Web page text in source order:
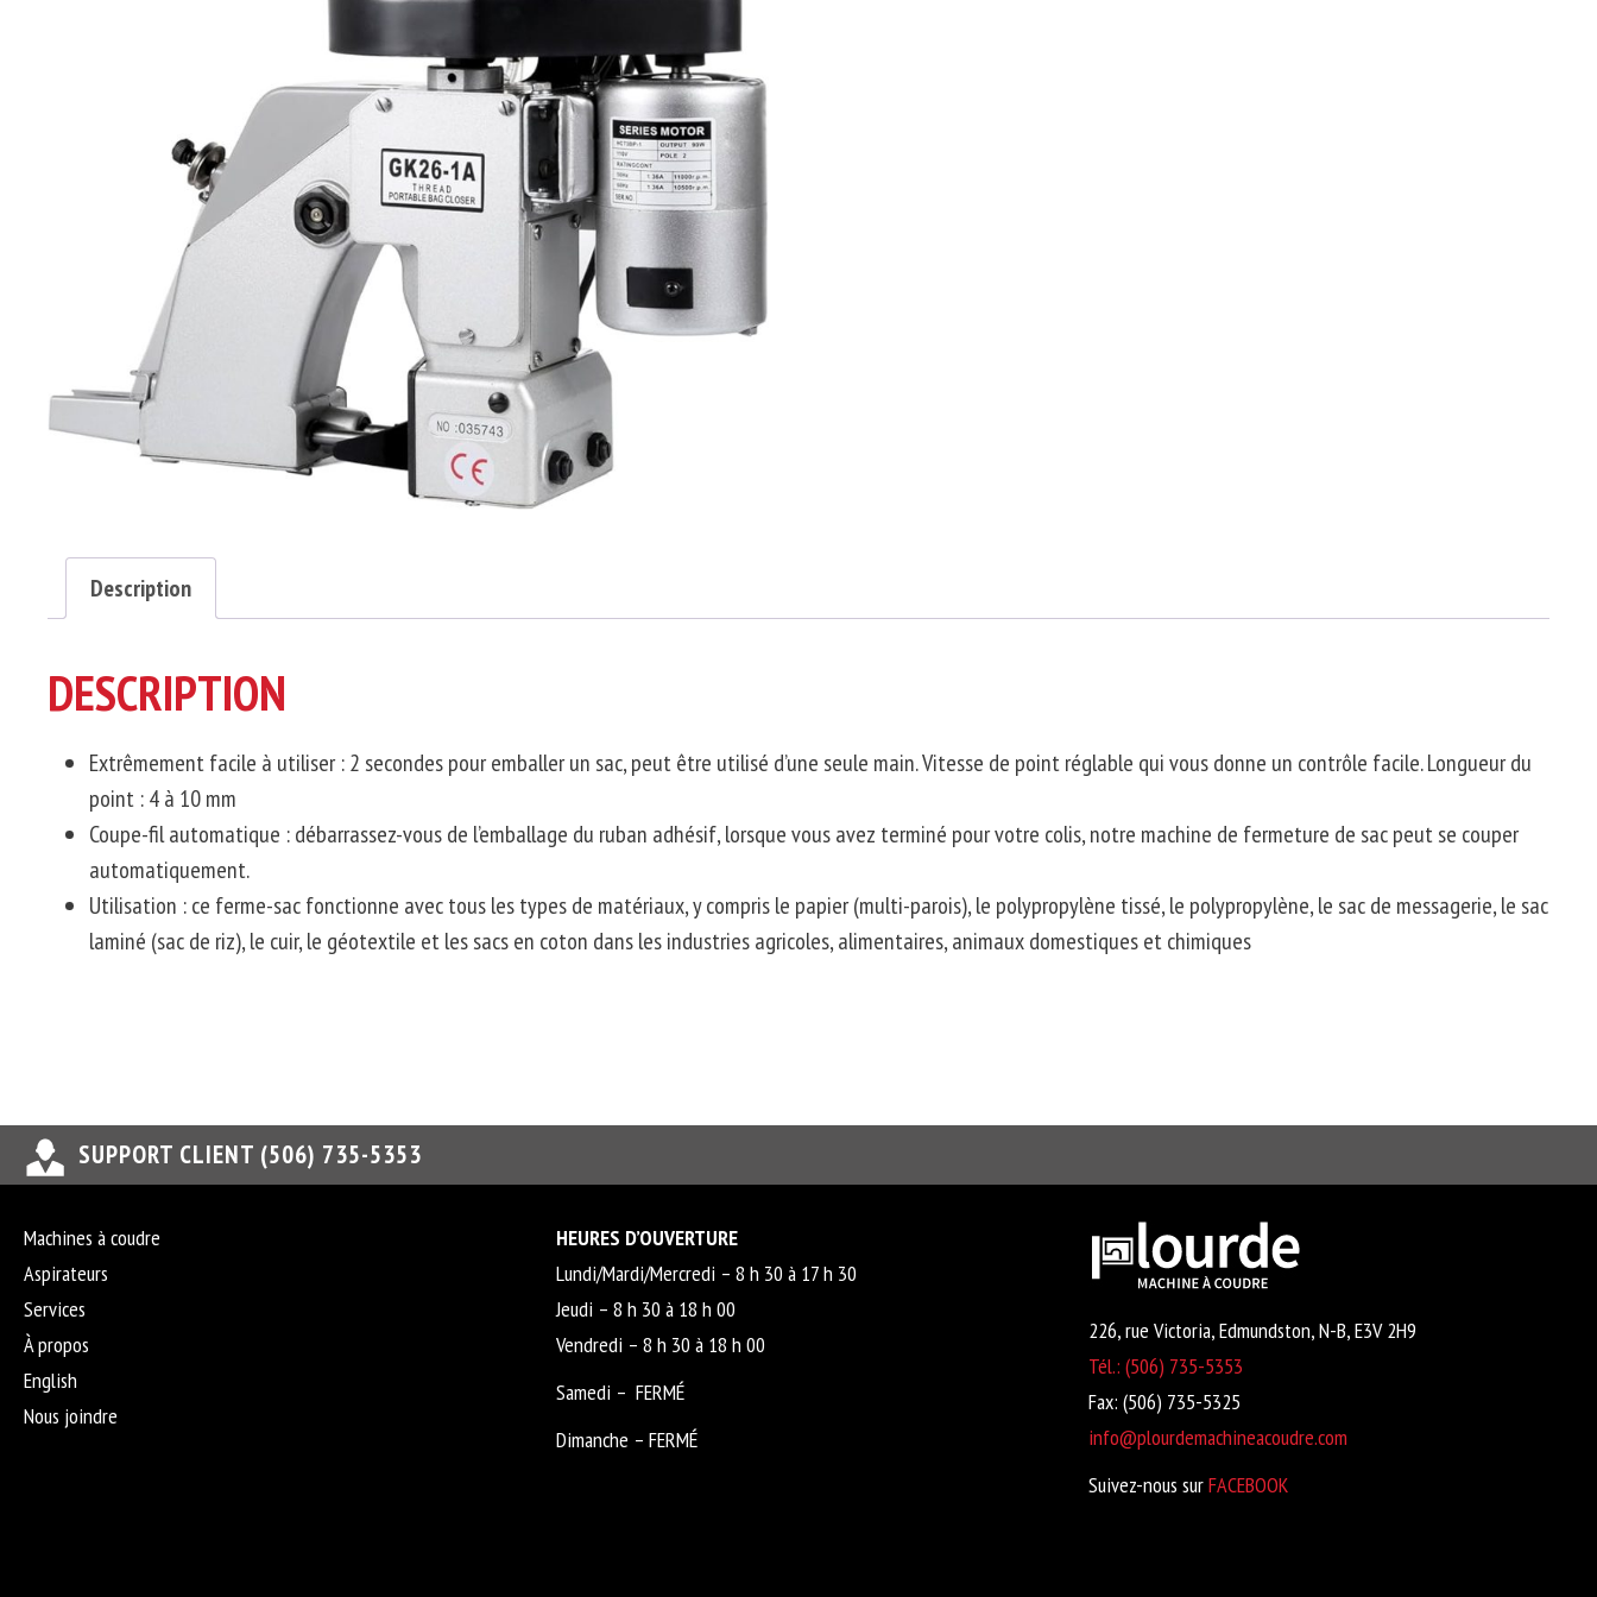
Description
DESCRIPTION
Extrêmement facile à utiliser : 2 secondes pour emballer un sac, peut être utilisé d’une seule main. Vitesse de point réglable qui vous donne un contrôle facile. Longueur du
point : 4 à 10 mm
Coupe-fil automatique : débarrassez-vous de l’emballage du ruban adhésif, lorsque vous avez terminé pour votre colis, notre machine de fermeture de sac peut se couper
automatiquement.
Utilisation : ce ferme-sac fonctionne avec tous les types de matériaux, y compris le papier (multi-parois), le polypropylène tissé, le polypropylène, le sac de messagerie, le sac
laminé (sac de riz), le cuir, le géotextile et les sacs en coton dans les industries agricoles, alimentaires, animaux domestiques et chimiques
SUPPORT CLIENT (506) 735-5353
Machines à coudre
Aspirateurs
Services
À propos
English
Nous joindre
HEURES D’OUVERTURE
Lundi/Mardi/Mercredi – 8 h 30 à 17 h 30
Jeudi – 8 h 30 à 18 h 00
Vendredi – 8 h 30 à 18 h 00
Samedi – FERMÉ
Dimanche – FERMÉ
226, rue Victoria, Edmundston, N-B, E3V 2H9
Tél.: (506) 735-5353
Fax: (506) 735-5325
info@plourdemachineacoudre.com
Suivez-nous surFACEBOOK